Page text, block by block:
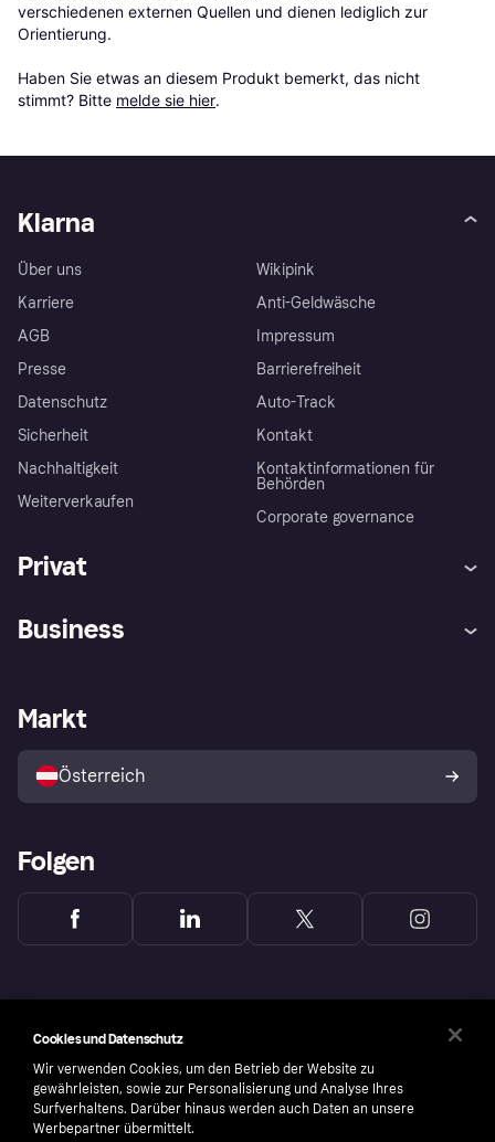
verschiedenen externen Quellen und dienen lediglich zur
Orientierung.
Haben Sie etwas an diesem Produkt bemerkt, das nicht
stimmt? Bitte melde sie hier.
Klarna
Über uns
Karriere
AGB
Presse
Datenschutz
Sicherheit
Nachhaltigkeit
Weiterverkaufen
Wikipink
Anti-Geldwäsche
Impressum
Barrierefreiheit
Auto-Track
Kontakt
Kontaktinformationen für
Behörden
Corporate governance
Privat
Shops entdecken
Business
Händlerportal
Markt
Österreich
Folgen
Cookies und Datenschutz
Wir verwenden Cookies, um den Betrieb der Website zu
gewährleisten, sowie zur Personalisierung und Analyse Ihres
Surfverhaltens. Darüber hinaus werden auch Daten an unsere
Werbepartner übermittelt.